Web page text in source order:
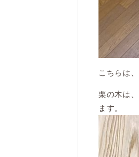
こちらは
栗の木は
ます。